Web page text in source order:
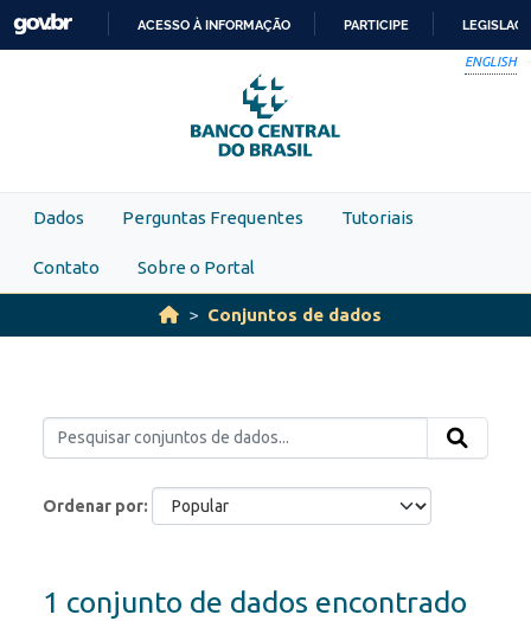
Skip to main content
PARA
O
CONTEÚDO
ACESSO À INFORMAÇÃO PARTICIPE
ENGLISH
Dados Perguntas Frequentes Tutoriais
Contato Sobre o Portal
Conjuntos de dados
Ordenar por
1 conjunto de dados encontrado